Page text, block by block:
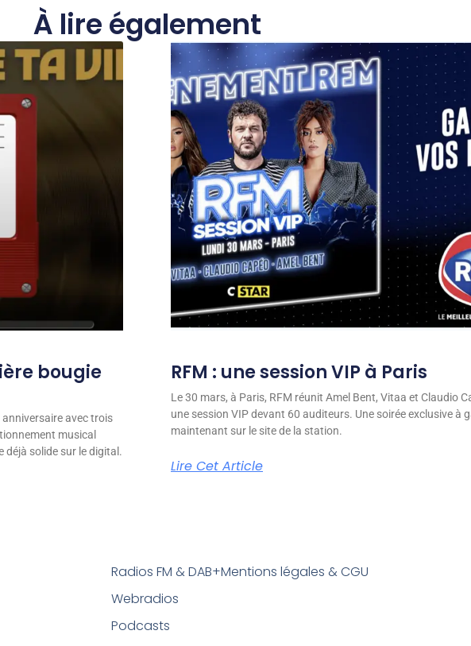
À lire également
bougie
anniversaire avec trois
musical
déjà solide sur le digital.
RFM : une session VIP à Paris
Le 30 mars, à Paris, RFM réunit Amel Bent, Vitaa et Claudio
une session VIP devant 60 auditeurs. Une soirée exclusive à
maintenant sur le site de la station.
Lire Cet Article
Radios FM & DAB+
Webradios
Podcasts
Mentions légales & CGU